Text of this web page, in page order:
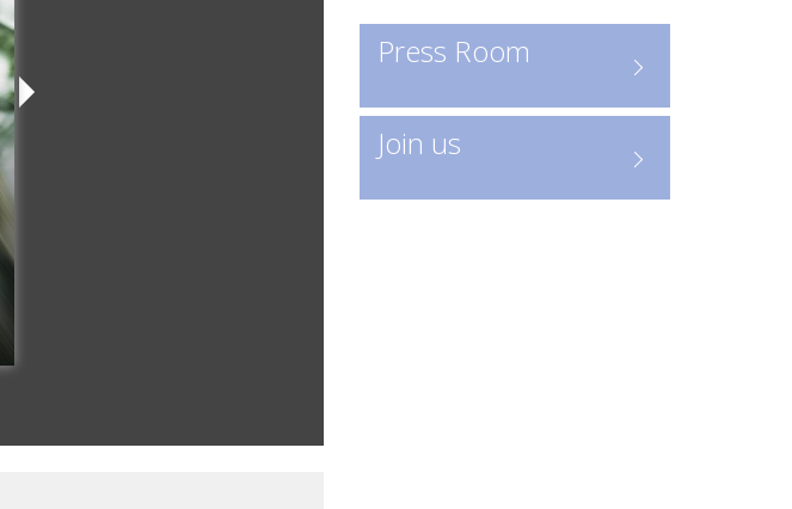
directement à l’annuaire numérique
Consulter les entreprises :
Un outil indispensable pour
découvrir les acteurs clés de la
Press Room
Join us